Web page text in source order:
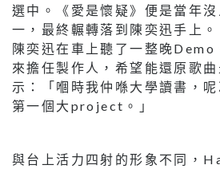
選中。《愛是懷疑》便是當年
一，最終輾轉落到陳奕迅手上
陳奕迅在車上聽了一整晚Demo
來擔任製作人，希望能還原歌
示：「嗰時我仲喺大學讀書，
第一個大project。」
與台上活力四射的形象不同，